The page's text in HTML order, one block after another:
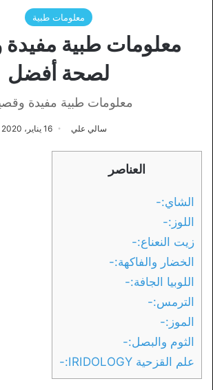
معلومات طبية
معلومات طبية
لصحة أفضل
معلومات طبية مفيدة
سالي علي 16 يناير، 2020
العناصر
الشاي:-
اللوز:-
زيت النعناع:-
الخضار والفاكهة:-
اللوبيا الجافة:-
الترمس:-
الموز:-
الثوم والبصل:-
علم القزحية IRIDOLOGY:-